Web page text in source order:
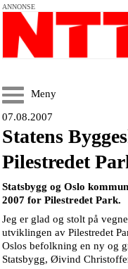
ANNONSE
Meny
07.08.2007
Statens
Pilestredet
Statsbygg og Oslo
2007 for Pilestredet Park.
Jeg er glad og stolt på
utviklingen av Pilestredet
Oslos befolkning en ny og
Statsbygg, Øivind